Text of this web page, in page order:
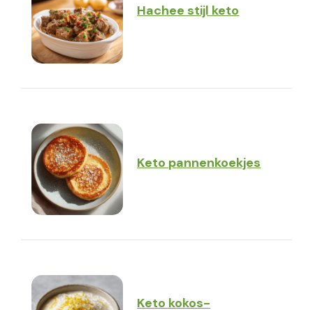
Hachee stijl keto
Keto pannenkoekjes
Keto kokos-